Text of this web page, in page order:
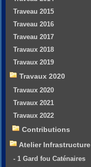
Traveau 2015
Traveau 2016
Traveau 2017
Travaux 2018
Travaux 2019
Travaux 2020
Travaux 2020
Travaux 2021
Travaux 2022
Contributions
Atelier Infrastructure
- 1 Gard fou Caténaires